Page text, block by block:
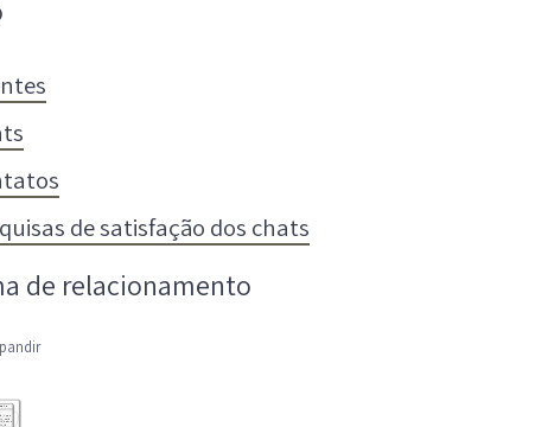
de satisfação dos chats
de relacionamento